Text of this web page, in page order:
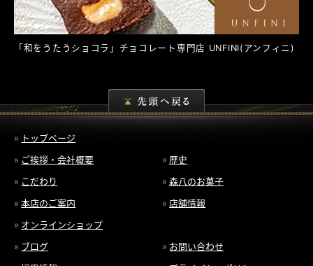
「和をうたうショコラ」チョコレート専門店 UNFINI(アンフィニ)
トップページ
ご挨拶・会社概要
歴史
こだわり
森八のお菓子
本店のご案内
店舗情報
オンラインショップ
ブログ
お問い合わせ